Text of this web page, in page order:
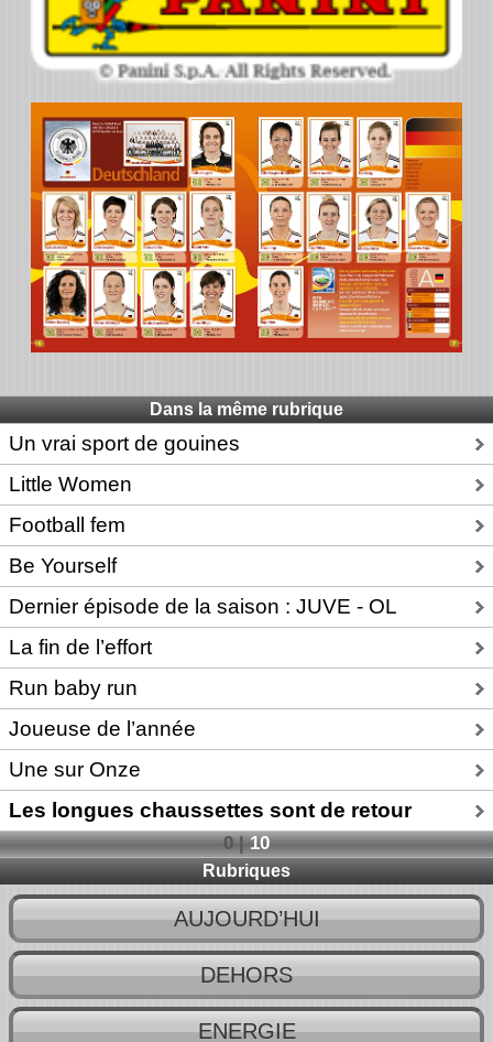
Dans la même rubrique
Un vrai sport de gouines
Little Women
Football fem
Be Yourself
Dernier épisode de la saison : JUVE - OL
La fin de l’effort
Run baby run
Joueuse de l’année
Une sur Onze
Les longues chaussettes sont de retour
0|10
Rubriques
AUJOURD’HUI
DEHORS
ENERGIE